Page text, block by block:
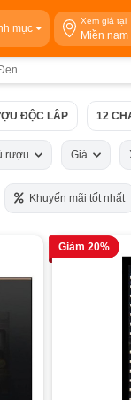
mục
Xem giá tại
Miền nam
ĐỘC LÂP 12
rượu Giá
Khuyến mãi tốt nhất
Giảm 20%